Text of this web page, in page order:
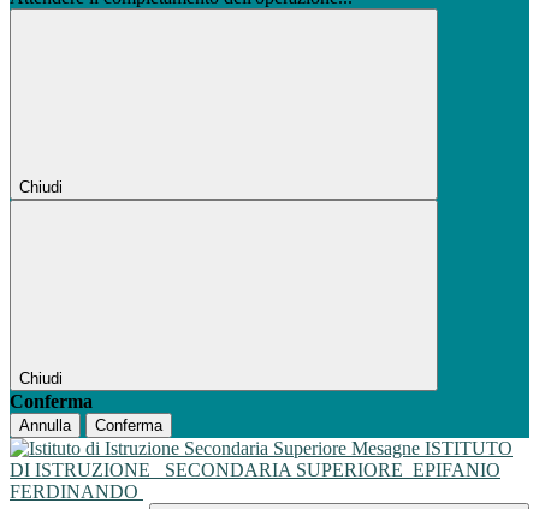
Chiudi
Chiudi
Conferma
Annulla Conferma
ISTITUTO
DI ISTRUZIONE
SECONDARIA SUPERIORE EPIFANIO
FERDINANDO